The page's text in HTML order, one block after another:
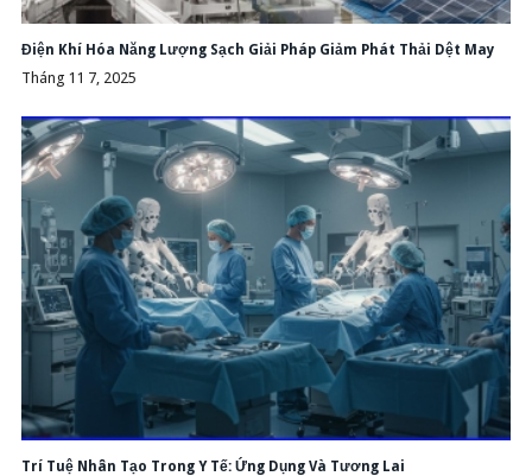
Điện Khí Hóa Năng Lượng Sạch Giải Pháp Giảm Phát Thải Dệt May
Tháng 11 7, 2025
Trí Tuệ Nhân Tạo Trong Y Tế: Ứng Dụng Và Tương Lai